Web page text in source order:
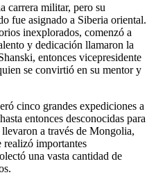
carrera militar, pero su
fue asignado a Siberia oriental.
inexplorados, comenzó a
y dedicación llamaron la
entonces vicepresidente
se convirtió en su mentor y
cinco grandes expediciones a
entonces desconocidas para
a través de Mongolia,
importantes
una vasta cantidad de